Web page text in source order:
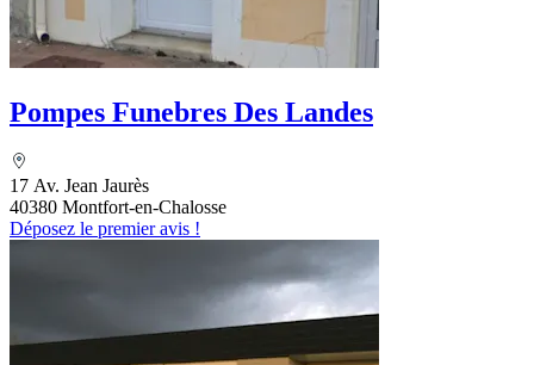
Pompes Funebres Des Landes
17 Av. Jean Jaurès
40380 Montfort-en-Chalosse
Déposez le premier avis !